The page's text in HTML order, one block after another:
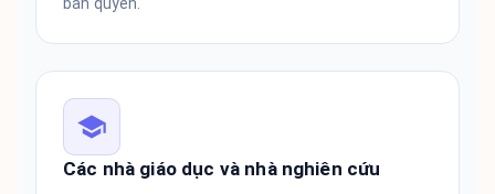
Các nhà giáo dục và nhà nghiên cứu